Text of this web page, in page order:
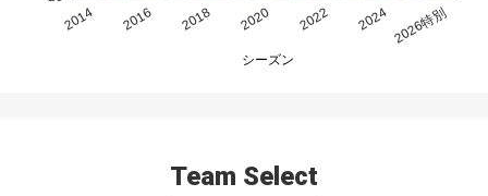
2014 2016 2018 2020 2022 2024 2026特別
シーズン
Team Select